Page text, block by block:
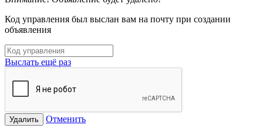
Код управления был выслан вам на почту при создании
объявления
Выслать ещё раз
Удалить Отменить